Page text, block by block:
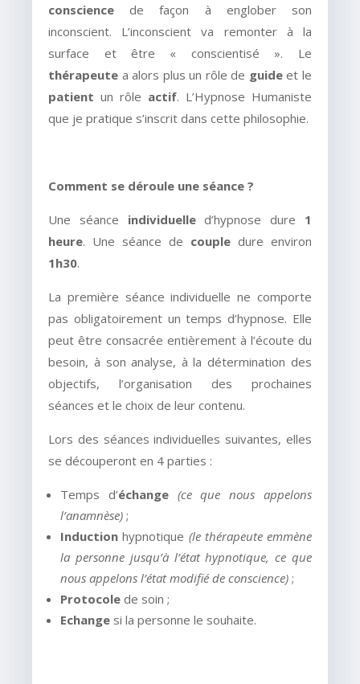
conscience de façon à englober son
inconscient. L’inconscient va remonter à la
surface et être « conscientisé ». Le
thérapeute a alors plus un rôle de guideet le
patient un rôle actif. L’Hypnose Humaniste
que je pratique s’inscrit dans cette philosophie.
Comment se déroule une séance ?
Une séance individuelled’hypnose dure 1
heure. Une séance de coupledure environ
1h30.
La première séance individuelle ne comporte
pas obligatoirement un temps d’hypnose. Elle
peut être consacrée entièrement à l’écoute du
besoin, à son analyse, à la détermination des
objectifs, l’organisation des prochaines
séances et le choix de leur contenu.
Lors des séances individuelles suivantes, elles
se découperont en 4 parties :
Temps d’échange (ce que nous appelons
l’anamnèse);
Induction hypnotique (le thérapeute emmène
la personne jusqu’à l’état hypnotique, ce que
nous appelons l’état modifié de conscience) ;
Protocole de soin ;
Echange si la personne le souhaite.